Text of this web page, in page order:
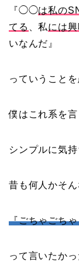
『◯◯は私の
てる
、私には
いなんだ』
っていうこと
僕はこれ系を言
シンプルに気
昔も何人かそ
『ごちゃごち
って言いたかっ